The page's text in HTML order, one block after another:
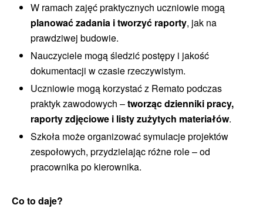
W ramach zajęć praktycznych uczniowie mogą
planować zadania i tworzyć raporty, jak na
prawdziwej budowie.
Nauczyciele mogą śledzić postępy i jakość
dokumentacji w czasie rzeczywistym.
Uczniowie mogą korzystać z Remato podczas
praktyk zawodowych –tworząc dzienniki pracy,
raporty zdjęciowe i listy zużytych materiałów.
Szkoła może organizować symulacje projektów
zespołowych, przydzielając różne role – od
pracownika po kierownika.
Co to daje?